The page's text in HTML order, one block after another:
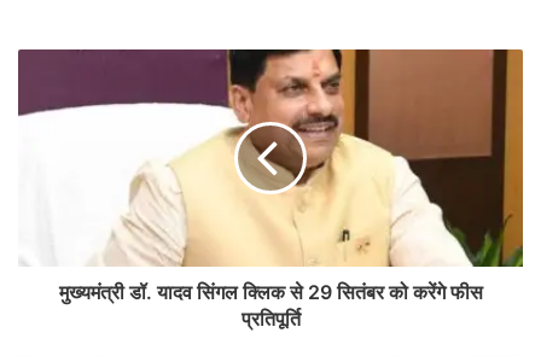
मुख्यमंत्री डॉ. यादव सिंगल क्लिक से 29 सितंबर को करेंगे फीस
प्रतिपूर्ति